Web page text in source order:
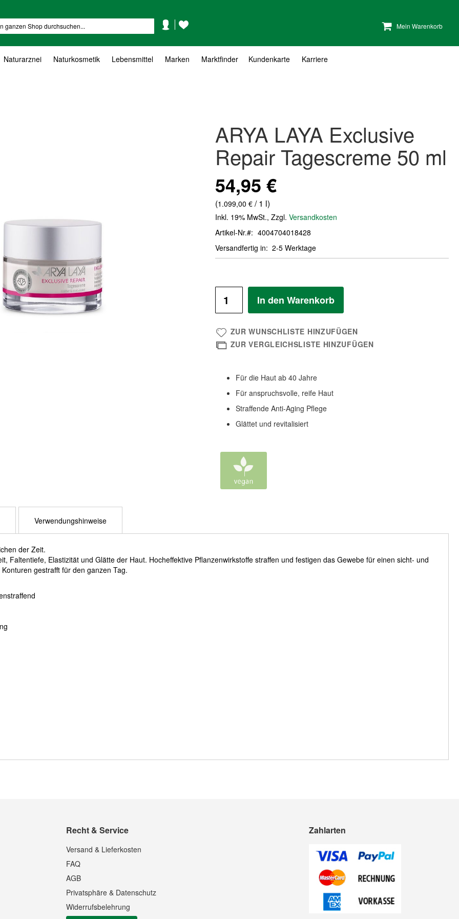
Mein Warenkorb
KontoWunschzettel
Naturarznei Naturkosmetik Lebensmittel Marken Marktfinder Kundenkarte Karriere
ARYA LAYA Exclusive
Repair Tagescreme 50 ml
54,95 €
(1.099,00 €/ 1 l)
Inkl. 19% MwSt., Zzgl. Versandkosten
Artikel-Nr.
4004704018428
Versandfertig in
2-5 Werktage
In den Warenkorb
ZUR WUNSCHLISTE HINZUFÜGEN
ZUR VERGLEICHSLISTE HINZUFÜGEN
Für die Haut ab 40 Jahre
Für anspruchsvolle, reife Haut
Straffende Anti-Aging Pflege
Glättet und revitalisiert
der Zeit.
Faltentiefe, Elastizität und Glätte der Haut. Hocheffektive Pflanzenwirkstoffe straffen und festigen das Gewebe für einen sicht- und
gestrafft für den ganzen Tag.
Verwendungshinweise
Recht & Service
Versand & Lieferkosten
FAQ
AGB
Privatsphäre & Datenschutz
Widerrufsbelehrung
Zahlarten